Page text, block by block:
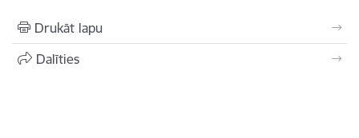
Drukāt lapu
Dalīties